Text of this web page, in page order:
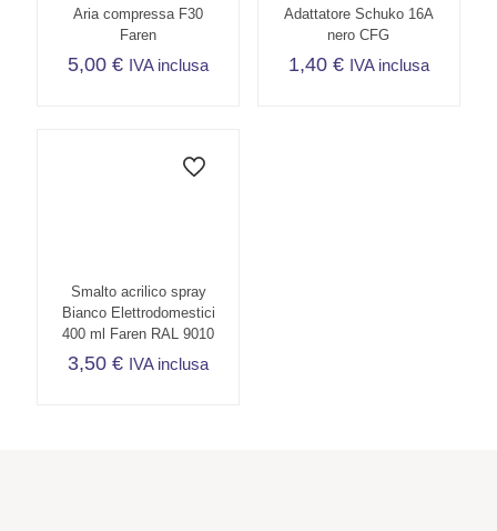
Aria compressa F30
Faren
5,00€ IVA inclusa
Adattatore Schuko 16A
nero CFG
1,40 € IVA inclusa
Smalto acrilico spray
Bianco Elettrodomestici
400 ml Faren RAL 9010
3,50€ IVA inclusa